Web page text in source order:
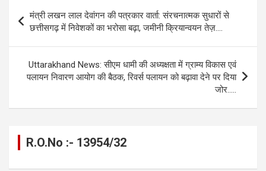
b
o
o
k
g
er
s
A
p
p
a
m
n
k
navigation
मंत्री लखन लाल देवांगन की पत्रकार वार्ता: संरचनात्मक सुधारों से
छत्तीसगढ़ में निवेशकों का भरोसा बढ़ा, जमीनी क्रियान्वयन तेज़….
Uttarakhand News: सीएम धामी की अध्यक्षता में ग्राम्य विकास एवं
पलायन निवारण आयोग की बैठक, रिवर्स पलायन को बढ़ावा देने पर दिया
जोर…..
R.O.No :- 13954/32